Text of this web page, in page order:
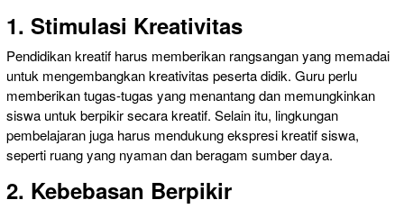
1. Stimulasi Kreativitas
Pendidikan kreatif harus memberikan rangsangan yang memadai
untuk mengembangkan kreativitas peserta didik. Guru perlu
memberikan tugas-tugas yang menantang dan memungkinkan
siswa untuk berpikir secara kreatif. Selain itu, lingkungan
pembelajaran juga harus mendukung ekspresi kreatif siswa,
seperti ruang yang nyaman dan beragam sumber daya.
2. Kebebasan Berpikir